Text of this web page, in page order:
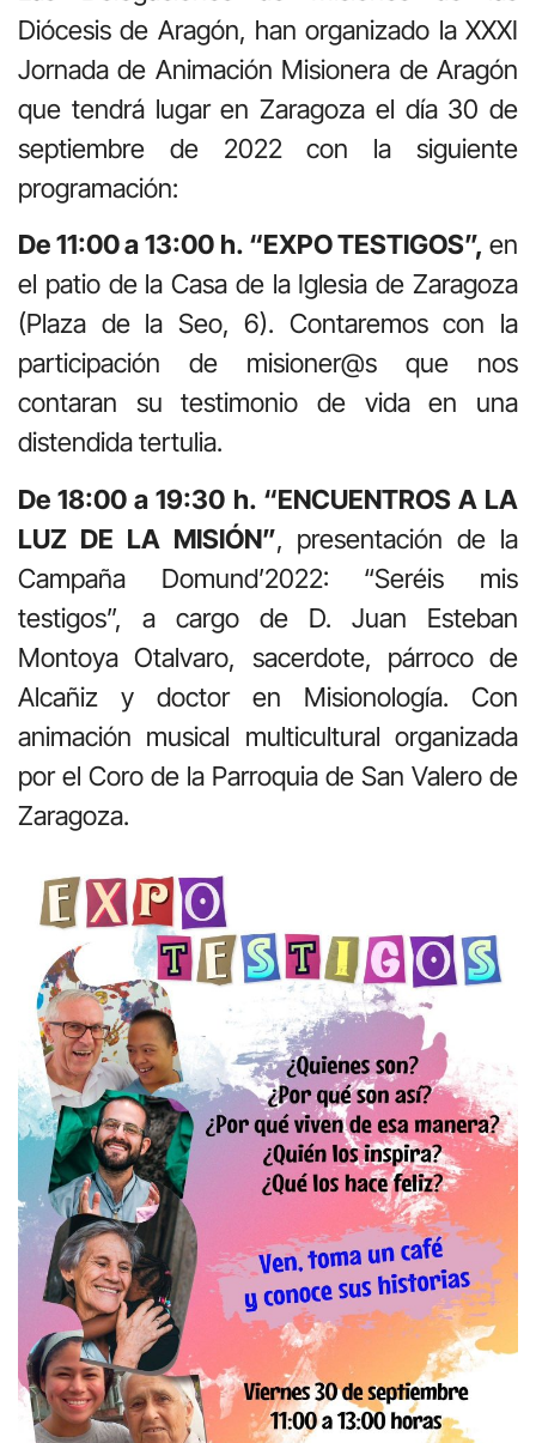
Diócesis de Aragón, han organizado la XXXI
Jornada de Animación Misionera de Aragón
que tendrá lugar en Zaragoza el día 30 de
septiembre de 2022 con la siguiente
programación:
De 11:00 a 13:00 h. “EXPO TESTIGOS”, en
el patio de la Casa de la Iglesia de Zaragoza
(Plaza de la Seo, 6). Contaremos con la
participación de misioner@s que nos
contaran su testimonio de vida en una
distendida tertulia.
De 18:00 a 19:30 h. “ENCUENTROS A LA
LUZ DE LA MISIÓN”, presentación de la
Campaña Domund’2022: “Seréis mis
testigos”, a cargo de D. Juan Esteban
Montoya Otalvaro, sacerdote, párroco de
Alcañiz y doctor en Misionología. Con
animación musical multicultural organizada
por el Coro de la Parroquia de San Valero de
Zaragoza.